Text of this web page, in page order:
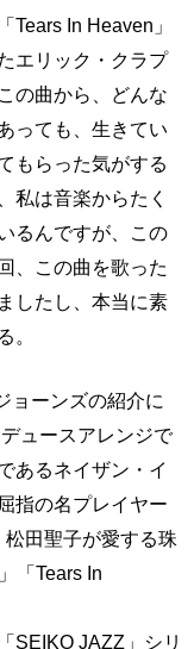
In Heaven」
エリック・クラプ
の曲から、どんな
っても、生きてい
もらった気がする
私は音楽からたく
るんですが、この
、この曲を歌った
したし、本当に素
。
ョーンズの紹介に
ュースアレンジで
あるネイザン・イ
指の名プレイヤー
田聖子が愛する珠
「Tears In
SEIKO JAZZ」シリ